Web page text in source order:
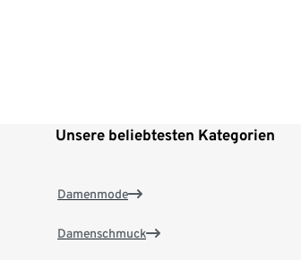
Unsere beliebtesten Kategorien
Damenmode
Damenschmuck